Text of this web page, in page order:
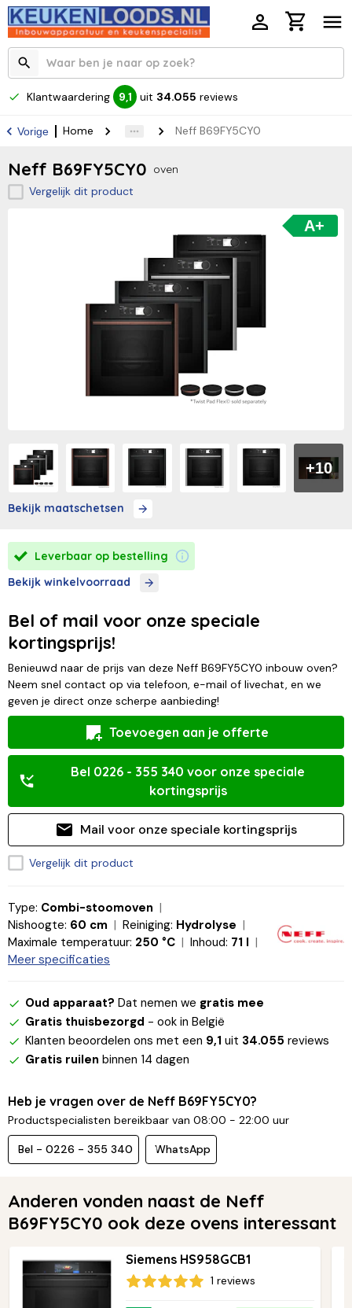
Klantwaardering 9,1 uit 34.055 reviews
Vorige Home Neff B69FY5CY0
Neff B69FY5CY0 oven
Vergelijk dit product
+10
A+
Bekijk maatschetsen
Leverbaar op bestelling
Bekijk winkelvoorraad
Bel of mail voor onze speciale
kortingsprijs!
Benieuwd naar de prijs van deze Neff B69FY5CY0 inbouw oven?
Neem snel contact op via telefoon, e-mail of livechat, en we
geven je direct onze scherpe aanbieding!
Toevoegen aan je offerte
Bel 0226 - 355 340 voor onze speciale
kortingsprijs
Mail voor onze speciale kortingsprijs
Vergelijk dit product
Type: Combi-stoomoven
Nishoogte: 60 cm Reiniging: Hydrolyse
Maximale temperatuur: 250 °C Inhoud: 71 l
Meer specificaties
Oud apparaat? Dat nemen we gratis mee
Gratis thuisbezorgd - ook in België
Klanten beoordelen ons met een 9,1 uit 34.055 reviews
Gratis ruilen binnen 14 dagen
Heb je vragen over de Neff B69FY5CY0?
Productspecialisten bereikbaar van 08:00 - 22:00 uur
Bel - 0226 - 355 340 WhatsApp
Anderen vonden naast de Neff
B69FY5CY0 ook deze ovens interessant
Siemens HS958GCB1
1 reviews